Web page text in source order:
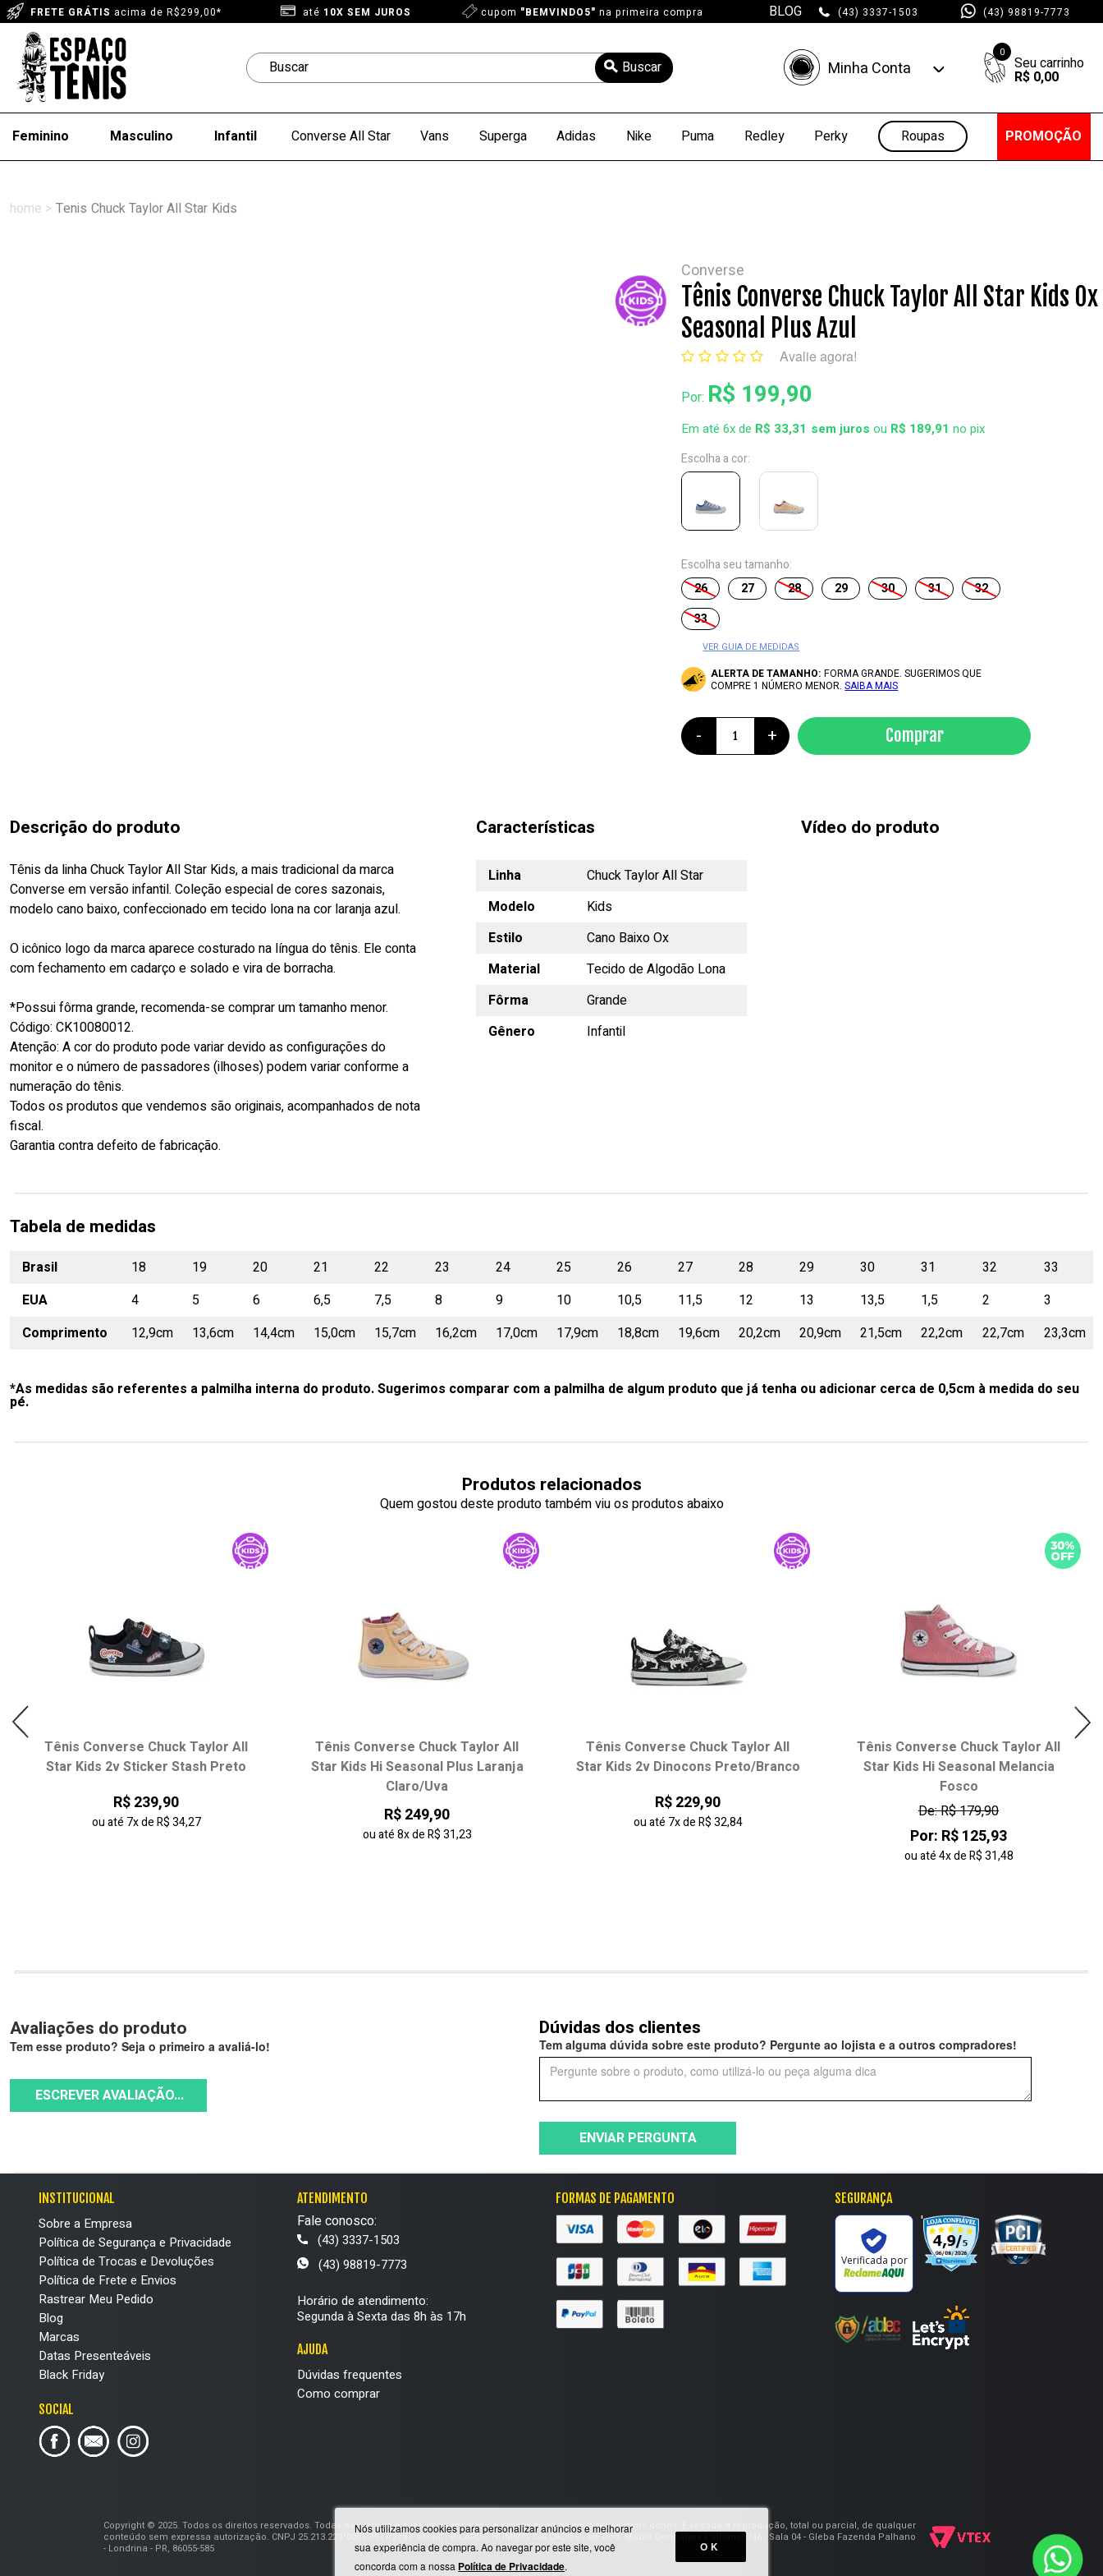
FRETE GRÁTIS acima de R$299,00* até 10X SEM JUROS cupom "BEMVINDO5" na primeira compra BLOG (43) 3337-1503 (43) 98819-7773
Minha Conta
Minhas Compras
0
R$ 0,00
Feminino Masculino Infantil Converse All Star Vans Superga Adidas Nike Puma Redley Perky Roupas PROMOÇÃO
Tenis Chuck Taylor All Star Kids
Converse
Tênis Converse Chuck Taylor All Star Kids Ox
Seasonal Plus Azul
Avalie agora!
Por: R$ 199,90
Em até 6x de R$ 33,31 ou R$ 189,91 no pix
Escolha a cor:
Escolha seu tamanho:
26
27 28 29 30 31
32
33
VER GUIA DE MEDIDAS
ALERTA DE TAMANHO: FORMA GRANDE. SUGERIMOS QUE
COMPRE 1 NÚMERO MENOR.SAIBA MAIS
- + Comprar
Descrição do produto
Tênis da linha Chuck Taylor All Star Kids, a mais tradicional da marca
Converse em versão infantil. Coleção especial de cores sazonais,
modelo cano baixo, confeccionado em tecido lona na cor laranja azul.
O icônico logo da marca aparece costurado na língua do tênis. Ele conta
com fechamento em cadarço e solado e vira de borracha.
*Possui fôrma grande, recomenda-se comprar um tamanho menor.
Código: CK10080012.
Atenção: A cor do produto pode variar devido as configurações do
monitor e o número de passadores (ilhoses) podem variar conforme a
numeração do tênis.
Todos os produtos que vendemos são originais, acompanhados de nota
fiscal.
Garantia contra defeito de fabricação.
Características
Linha
Chuck Taylor All Star
Modelo
Kids
Estilo
Cano Baixo Ox
Material
Tecido de Algodão Lona
Fôrma
Grande
Gênero
Infantil
Vídeo do produto
Tabela de medidas
Brasil 18 19 20 21 22 23 24 25 26 27 28 29 30 31 32
33
EUA
4 5 6 6,5 7,5 8 9 10 10,5 11,5 12 13 13,5 1,5 2
3
Comprimento
12,9cm 13,6cm 14,4cm 15,0cm 15,7cm 16,2cm 17,0cm 17,9cm 18,8cm 19,6cm 20,2cm 20,9cm 21,5cm 22,2cm 22,7cm 23,3cm
*As medidas são referentes a palmilha interna do produto. Sugerimos comparar com a palmilha de algum produto que já tenha ou adicionar cerca de 0,5cm à medida do seu
pé.
Produtos relacionados
Quem gostou deste produto também viu os produtos abaixo
Tênis Converse Chuck Taylor All
Star Kids 2v Sticker Stash Preto
R$ 239,90
ou até 7xdeR$ 34,27
Tênis Converse Chuck Taylor All
Star Kids Hi Seasonal Plus Laranja
Claro/Uva
R$ 249,90
ou até8xdeR$ 31,23
Tênis Converse Chuck Taylor All
Star Kids 2v Dinocons Preto/Branco
R$ 229,90
ou até 7xdeR$ 32,84
Tênis Converse Chuck Taylor All
Star Kids Hi Seasonal Melancia
Fosco
De: R$ 179,90
Por: R$ 125,93
ou até4xdeR$ 31,48
Avaliações do produto
Tem esse produto? Seja o primeiro a avaliá-lo!
ESCREVER AVALIAÇÃO...
Dúvidas dos clientes
Tem alguma dúvida sobre este produto? Pergunte ao lojista e a outros compradores!
ENVIAR PERGUNTA
Nós utilizamos cookies para personalizar anúncios e melhorar
sua experiência de compra. Ao navegar por este site, você
concorda com a nossa Política de Privacidade.
OK
INSTITUCIONAL
Sobre a Empresa
Política de Segurança e Privacidade
Política de Trocas e Devoluções
Política de Frete e Envios
Rastrear Meu Pedido
Blog
Marcas
Datas Presenteáveis
Black Friday
SOCIAL
ATENDIMENTO
Fale conosco:
(43) 3337-1503
(43) 98819-7773
Horário de atendimento:
Segunda à Sexta das 8h às 17h
AJUDA
Dúvidas frequentes
Como comprar
FORMAS DE PAGAMENTO SEGURANÇA
Verificada por
'
Copyright © 2025. Todos os direitos reservados. Todas as marcas e suas imagens são de propriedade de seus respectivos donos. É vedada a reprodução, total ou parcial, de qualquer
conteúdo sem expressa autorização. CNPJ 25.213.229/0001-35 | Razão social : RICARDO HUMMIG CALCADOS - ME Rod. Mabio Gonçalves Palhano, 746 , Sala 04 - Gleba Fazenda Palhano
- Londrina - PR, 86055-585